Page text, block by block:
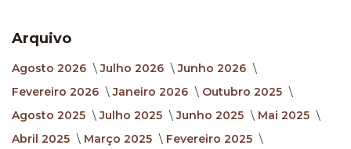
Arquivo
Agosto 2026 Julho 2026
Junho 2026
Fevereiro 2026
Janeiro 2026
Outubro 2025
Agosto 2025
Julho 2025 Junho 2025
Mai 2025
Abril 2025
Março 2025
Fevereiro 2025